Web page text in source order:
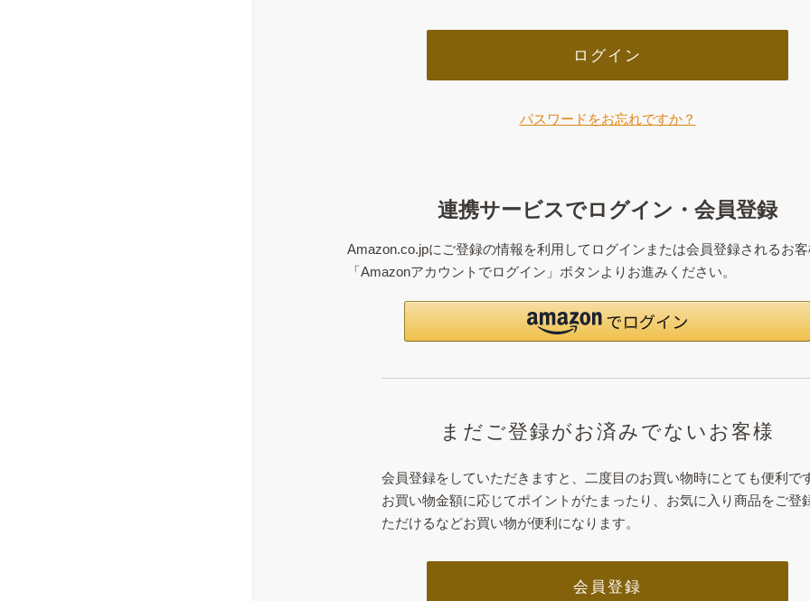
ログイン
パスワードをお忘れですか？
連携サービスでログイン・会員登録
Amazon.co.jpにご登録の情報を利用してログインまたは会員登録されるお
「Amazonアカウントでログイン」ボタンよりお進みください。
まだご登録がお済みでないお客様
会員登録をしていただきますと、二度目のお買い物時にとても便利で
お買い物金額に応じてポイントがたまったり、お気に入り商品をご登
ただけるなどお買い物が便利になります。
会員登録